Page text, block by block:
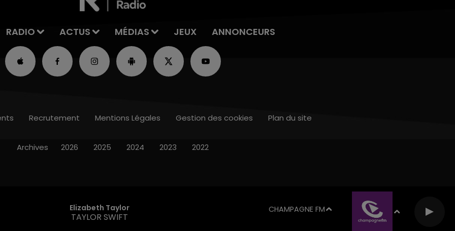
RADIO ACTUS MÉDIAS JEUX ANNONCEURS
Elizabeth Taylor
TAYLOR SWIFT
CHAMPAGNE FM
Recrutement Mentions Légales Gestion des cookies Plan du site
Archives 2026 2025 2024 2023 2022